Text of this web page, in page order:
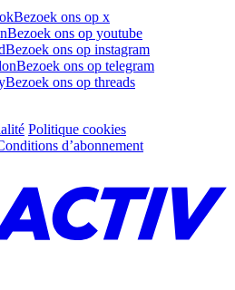
Bezoek ons op x
Bezoek ons op youtube
Bezoek ons op instagram
Bezoek ons op telegram
Bezoek ons op threads
Politique cookies
d’abonnement